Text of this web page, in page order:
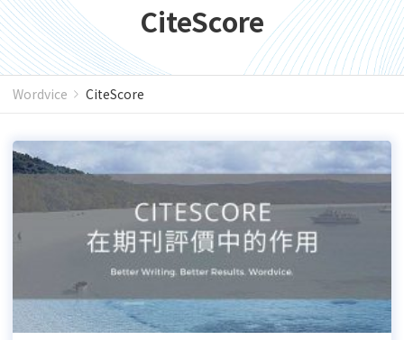
CiteScore
Wordvice CiteScore